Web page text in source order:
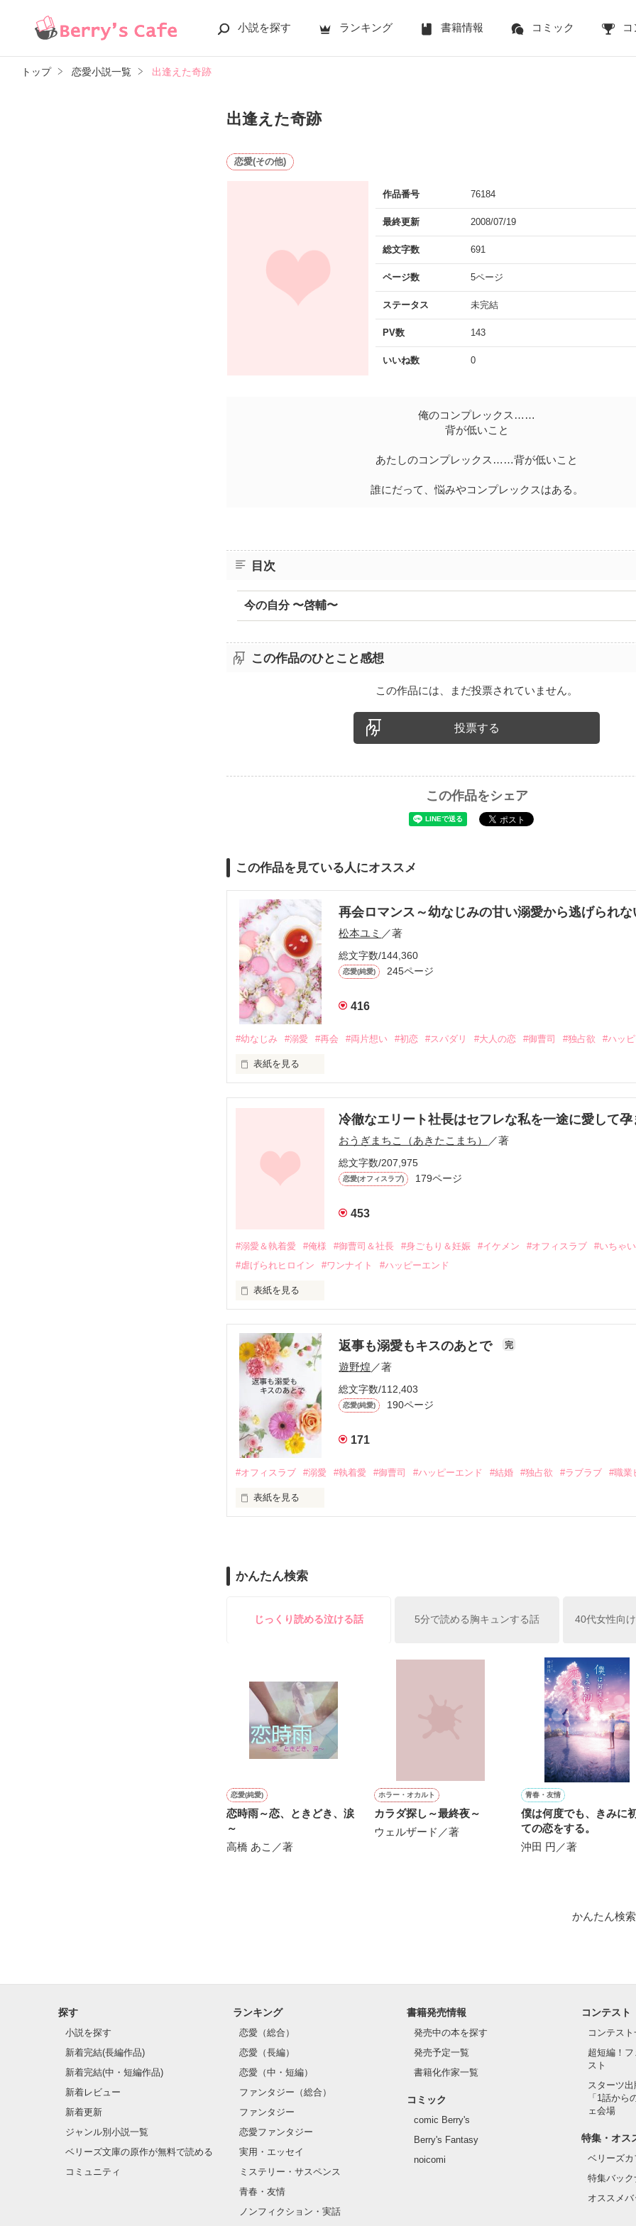
小説を探す ランキング 書籍情報 コミック コ
トップ 恋愛小説一覧 出逢えた奇跡
出逢えた奇跡
恋愛(その他)
作品番号 76184
最終更新 2008/07/19
総文字数 691
ページ数 5ページ
ステータス 未完結
PV数 143
いいね数 0
俺のコンプレックス……
背が低いこと
あたしのコンプレックス……背が低いこと
誰にだって、悩みやコンプレックスはある。
目次
今の自分 〜啓輔〜
この作品のひとこと感想
この作品には、まだ投票されていません。
投票する
この作品をシェア
この作品を見ている人にオススメ
再会ロマンス～幼なじみの甘い溺愛から逃げられな
松本ユミ ／著
総文字数/144,360
恋愛(純愛) 245ページ
416
#幼なじみ #溺愛 #再会 #両片想い #初恋 #スパダリ #大人の恋 #御曹司 #独占欲 #ハッ
表紙を見る
しかし、ある出来事をきっかけに二人の関係は壊れてしまう。
関係修復もできないまま、美桜は両親の離婚によって
引っ越すことになり、哲平とも離れ離れになった。
そして、ひょんなことから
酔った勢いで一夜を共にしてしまった。
さらに、美桜が初めてだと知った哲平は
甘やかしてくる。
そんなある日、哲平は美桜がストーカー被害に
遭っていることを知る。
美桜を守るため、哲平は同居を提案してきて――。
夏木美桜(なつきみお)
✕
鳴海哲平 (なるみてっぺい)
止まっていたはずの二人の時間が、再び動き出す。
冷徹なエリート社長はセフレな私を一途に愛して孕
おうぎまちこ（あきたこまち） ／著
総文字数/207,975
恋愛(オフィスラブ) 179ページ
453
#溺愛＆執着愛 #俺様 #御曹司＆社長 #身ごもり＆妊娠 #イケメン #オフィスラブ
#いちゃ
#虐げられヒロイン
#ワンナイト #ハッピーエンド
表紙を見る
帰国後、美桜は新しい職場でワンナイトした美青年と再会。なんと彼の正体は、とあ
も関わらず、一族を離れて起業した新進気鋭の実業家、社内でも冷徹だと評判な社長
人だったのだ――！
なぜか恭司から飼い猫の世話係を命じられた美桜は、猫の世話を口実にしばしば呼び
返事も溺愛もキスのあとで 完
遊野煌 ／著
総文字数/112,403
恋愛(純愛) 190ページ
171
#オフィスラブ #溺愛 #執着愛 #御曹司 #ハッピーエンド #結婚 #独占欲 #ラブラブ #職業
表紙を見る
雪瀬鷹哉（29）が『──俺と結婚してくれないか』といきなりプロポーズをしてきた上
鷹哉『宜しくな、俺の雛子』🦅
シゴデキで冷徹な上司が見せる素顔は、なぜか想像以上に甘くて……🐥💓🦅
※表紙も作中使用の画像も全てフリー素材です。
※執筆期間2026.6.3〜7.20完結です。
※他サイトさんにて恋愛トレンド1位でした〜良かったら読んで頂けると嬉しいです。
かんたん検索
じっくり読める泣ける話 5分で読める胸キュンする話 40代女性向
恋愛(純愛)
恋時雨～恋、ときどき、涙
～
高橋 あこ／著
ホラー・オカルト
カラダ探し～最終夜～
ウェルザード／著
青春・友情
僕は何度でも、きみに
ての恋をする。
沖田 円／著
かんたん検
探す
小説を探す
新着完結(長編作品)
新着完結(中・短編作品)
新着レビュー
新着更新
ジャンル別小説一覧
ベリーズ文庫の原作が無料で読める
コミュニティ
ランキング
恋愛（総合）
恋愛（長編）
恋愛（中・短編）
ファンタジー（総合）
ファンタジー
恋愛ファンタジー
実用・エッセイ
ミステリー・サスペンス
青春・友情
ノンフィクション・実話
書籍発売情報
発売中の本を探す
発売予定一覧
書籍化作家一覧
コミック
comic Berry's
Berry's Fantasy
noicomi
コンテスト
コンテスト
超短編！
スト
スターツ
「1話から
ェ会場
特集・オス
ベリーズ
特集バック
オススメ